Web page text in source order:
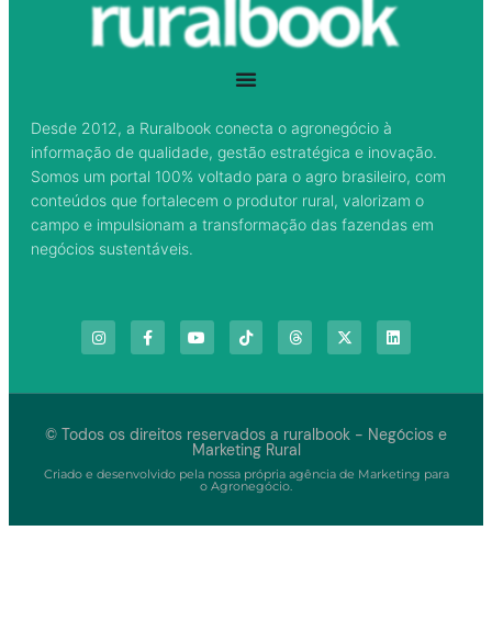
Desde 2012, a Ruralbook conecta o agronegócio à
informação de qualidade, gestão estratégica e inovação.
Somos um portal 100% voltado para o agro brasileiro, com
conteúdos que fortalecem o produtor rural, valorizam o
campo e impulsionam a transformação das fazendas em
negócios sustentáveis.
© Todos os direitos reservados a ruralbook - Negócios e
Marketing Rural
Criado e desenvolvido pela nossa própria agência de Marketing para
o Agronegócio.